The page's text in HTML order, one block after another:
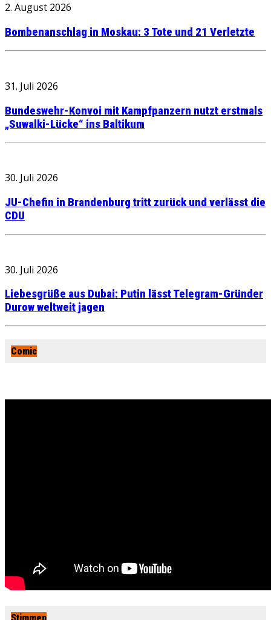
2. August 2026
Bombenanschlag in Moskau: 3 Tote und 21 Verletzte
31. Juli 2026
Bundeswehr-Konvoi mit Kampfpanzern nutzt erstmals
„Suwalki-Lücke“ ins Baltikum
30. Juli 2026
JU-Chefin in Brandenburg tritt zurück und verlässt die
CDU
30. Juli 2026
Liebesgrüße aus Dubai: Putin lässt Telegram-Gründer
Durow weltweit jagen
Comic